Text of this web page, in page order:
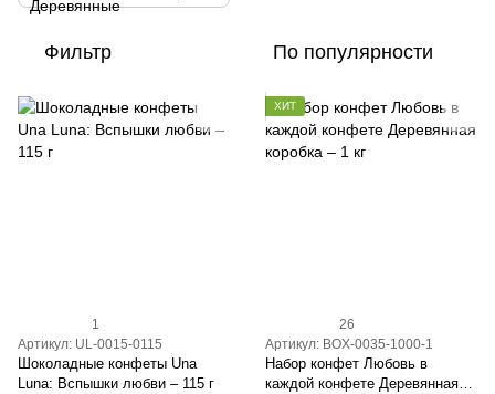
Фильтр По популярности
1
Артикул: UL-0015-0115
Шоколадные конфеты Una
Luna: Вспышки любви – 115 г
ХИТ
26
Артикул: BOX-0035-1000-1
Набор конфет Любовь в
каждой конфете Деревянная